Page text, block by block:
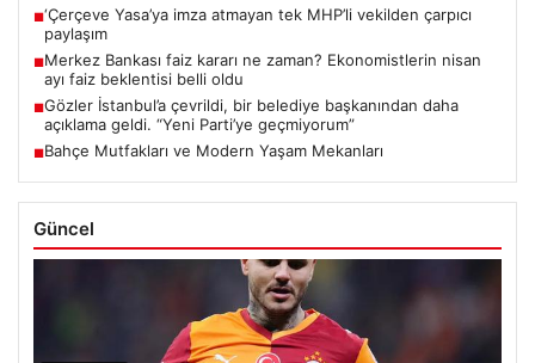
■‘Çerçeve Yasa’ya imza atmayan tek MHP’li vekilden çarpıcı
paylaşım
■Merkez Bankası faiz kararı ne zaman? Ekonomistlerin nisan
ayı faiz beklentisi belli oldu
■Gözler İstanbul’a çevrildi, bir belediye başkanından daha
açıklama geldi. “Yeni Parti’ye geçmiyorum”
■Bahçe Mutfakları ve Modern Yaşam Mekanları
Güncel